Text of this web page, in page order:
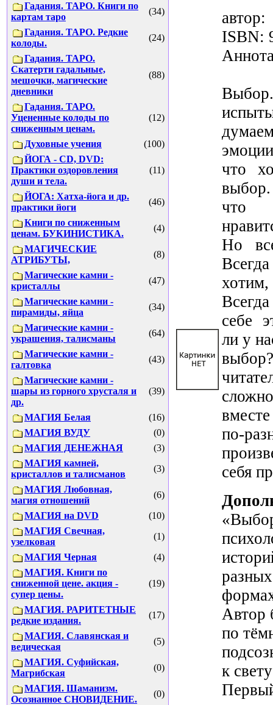
Гадания. ТАРО. Книги по
картам таро
(34)
Гадания. ТАРО. Редкие
колоды.
(24)
Гадания. ТАРО.
Скатерти гадальные,
мешочки, магические
дневники
(88)
Гадания. ТАРО.
Уцененные колоды по
сниженным ценам.
(12)
Духовные учения
(100)
ЙОГА - CD, DVD:
Практики оздоровления
души и тела.
(11)
ЙОГА: Хатха-йога и др.
практики йоги
(46)
Книги по сниженным
ценам. БУКИНИСТИКА.
(4)
МАГИЧЕСКИЕ
АТРИБУТЫ,
(8)
Магические камни -
кристаллы
(47)
Магические камни -
пирамиды, яйца
(34)
Магические камни -
украшения, талисманы
(64)
Магические камни -
галтовка
(43)
Магические камни -
шары из горного хрусталя и
др.
(39)
МАГИЯ Белая
(16)
МАГИЯ ВУДУ
(0)
МАГИЯ ДЕНЕЖНАЯ
(3)
МАГИЯ камней,
кристаллов и талисманов
(3)
МАГИЯ Любовная,
магия отношений
(6)
МАГИЯ на DVD
(10)
МАГИЯ Свечная,
узелковая
(1)
МАГИЯ Черная
(4)
МАГИЯ. Книги по
сниженной цене. акция -
супер цены.
(19)
МАГИЯ. РАРИТЕТНЫЕ
редкие издания.
(17)
МАГИЯ. Славянская и
ведическая
(5)
МАГИЯ. Суфийская,
Магрибская
(0)
МАГИЯ. Шаманизм.
Осознанное СНОВИДЕНИЕ.
(0)
ISBN:
что
что
Но
себе
ли у
по-
себя
Автор
по
к